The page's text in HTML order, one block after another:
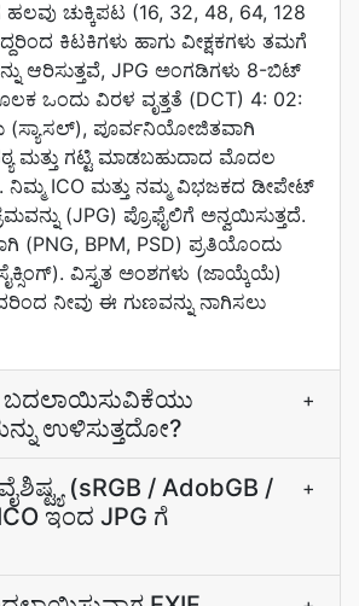
ಚುಕ್ಕಿಪಟ (16, 32, 48, 64, 128
ಕಿಟಕಿಗಳು ಹಾಗು ವೀಕ್ಷಕಗಳು ತಮಗೆ
ಆರಿಸುತ್ತವೆ, JPG ಅಂಗಡಿಗಳು 8-ಬಿಟ್
ಒಂದು ವಿರಳ ವೃತ್ತತೆ (DCT) 4: 02:
(ಸ್ಯಾಸಲ್), ಪೂರ್ವನಿಯೋಜಿತವಾಗಿ
ಮತ್ತು ಗಟ್ಟಿ ಮಾಡಬಹುದಾದ ಮೊದಲ
ICO ಮತ್ತು ನಮ್ಮ ವಿಭಜಕದ ಡೀಪೇಟ್
(JPG) ಪ್ರೊಫೈಲಿಗೆ ಅನ್ವಯಿಸುತ್ತದೆ.
(PNG, BPM, PSD) ಪ್ರತಿಯೊಂದು
ವಿಸ್ತೃತ ಅಂಶಗಳು (ಜಾಯ್ಕೆಯೆ)
ನೀವು ಈ ಗುಣವನ್ನು ನಾಗಿಸಲು
ಬದಲಾಯಿಸುವಿಕೆಯು
ಉಳಿಸುತ್ತದೋ?
+
(sRGB / AdobGB /
ಇಂದ JPG ಗೆ
+